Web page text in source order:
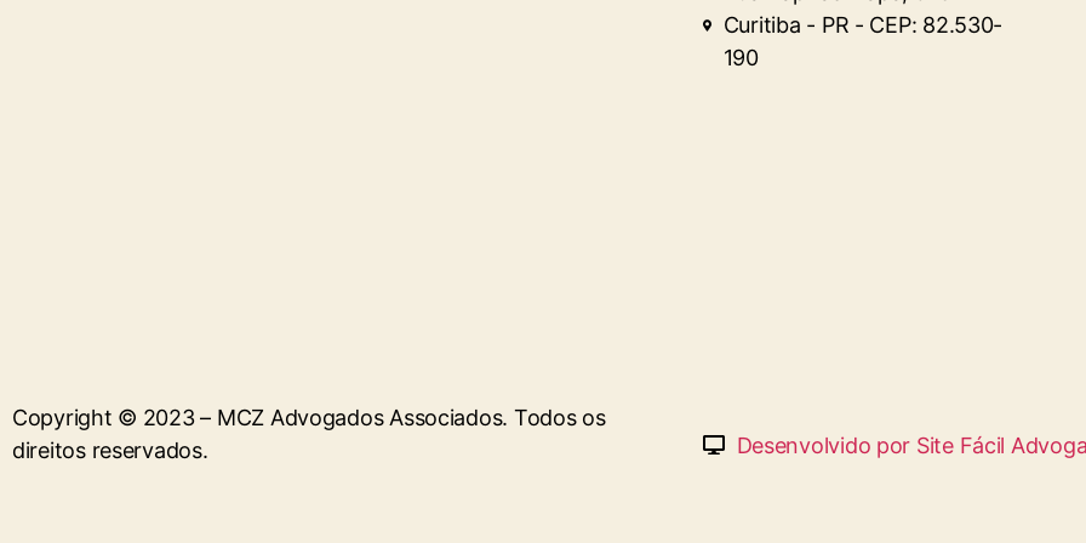
Curitiba - PR - CEP: 82.530-
190
Copyright © 2023 – MCZ Advogados Associados. Todos os
direitos reservados.
Desenvolvido por Site Fácil